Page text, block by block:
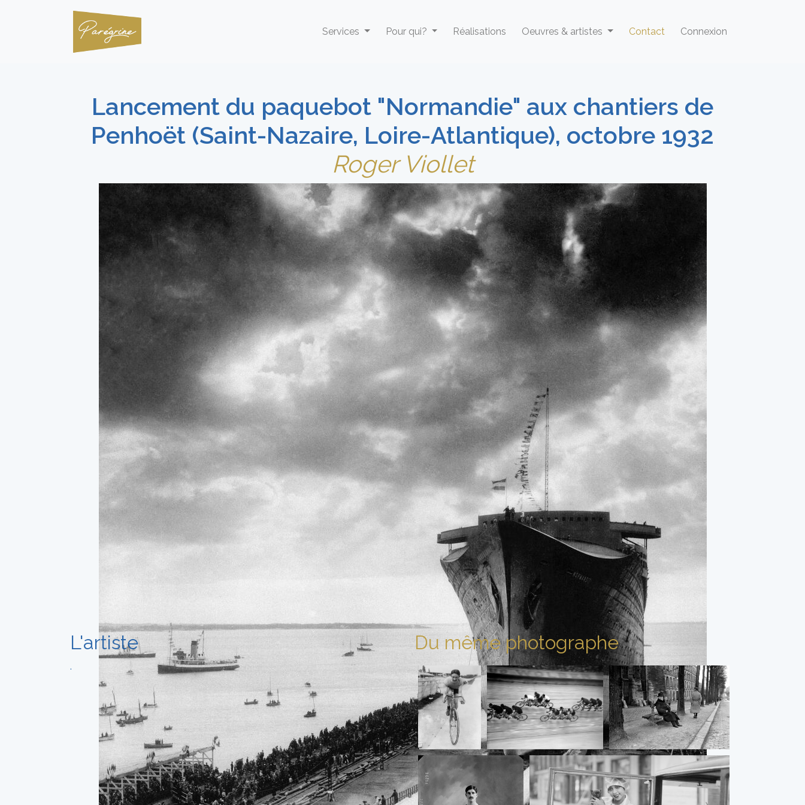
Services Pour qui? Réalisations Oeuvres & artistes Contact Connexion
Lancement du paquebot "Normandie" aux chantiers de
Penhoët (Saint-Nazaire, Loire-Atlantique), octobre 1932
Roger Viollet
L'artiste
.
Du même photographe